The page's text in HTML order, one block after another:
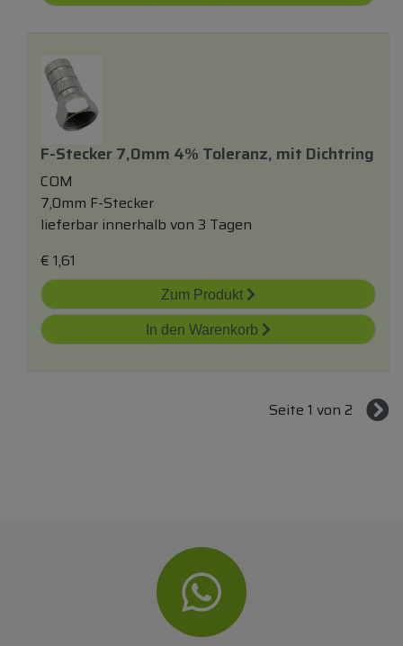
F-Stecker 7,0mm 4% Toleranz, mit Dichtring
COM
7,0mm F-Stecker
lieferbar innerhalb von 3 Tagen
€ 1,61
Zum Produkt
In den Warenkorb
Seite 1 von 2